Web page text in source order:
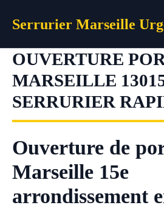
Serrurier Marseille
OUVERTURE
MARSEILLE
SERRURIER
Ouverture de
Marseille 15e
arrondissement